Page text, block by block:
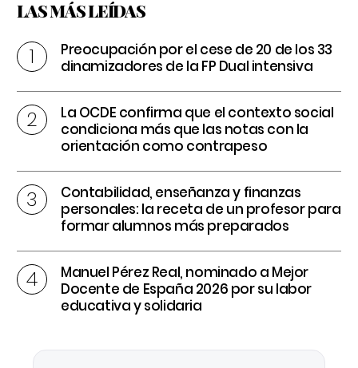
LAS MÁS LEÍDAS
Preocupación por el cese de 20 de los 33
dinamizadores de la FP Dual intensiva
La OCDE confirma que el contexto social
condiciona más que las notas con la
orientación como contrapeso
Contabilidad, enseñanza y finanzas
personales: la receta de un profesor para
formar alumnos más preparados
Manuel Pérez Real, nominado a Mejor
Docente de España 2026 por su labor
educativa y solidaria